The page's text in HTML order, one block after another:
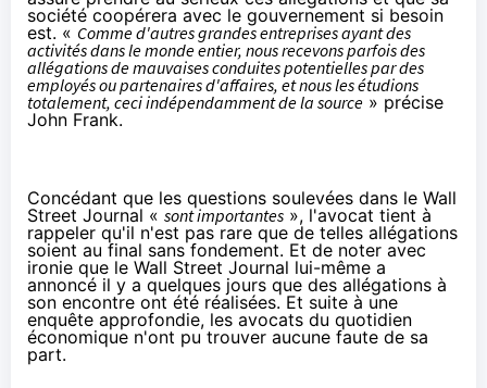
société coopérera avec le gouvernement si besoin
est. « Comme d'autres grandes entreprises ayant des
activités dans le monde entier, nous recevons parfois des
allégations de mauvaises conduites potentielles par des
employés ou partenaires d'affaires, et nous les étudions
totalement, ceci indépendamment de la source » précise
John Frank.
Concédant que les questions soulevées dans le Wall
Street Journal « sont importantes », l'avocat tient à
rappeler qu'il n'est pas rare que de telles allégations
soient au final sans fondement. Et de noter avec
ironie que le Wall Street Journal lui-même a
annoncé il y a quelques jours que des allégations à
son encontre ont été réalisées. Et suite à une
enquête approfondie, les avocats du quotidien
économique n'ont pu trouver aucune faute de sa
part.